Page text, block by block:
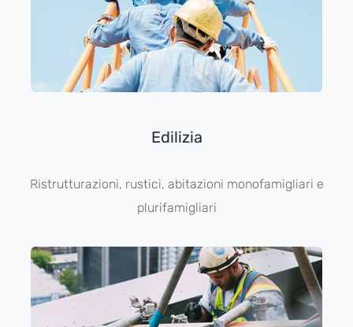
Edilizia
Ristrutturazioni, rustici, abitazioni monofamigliari e
plurifamigliari